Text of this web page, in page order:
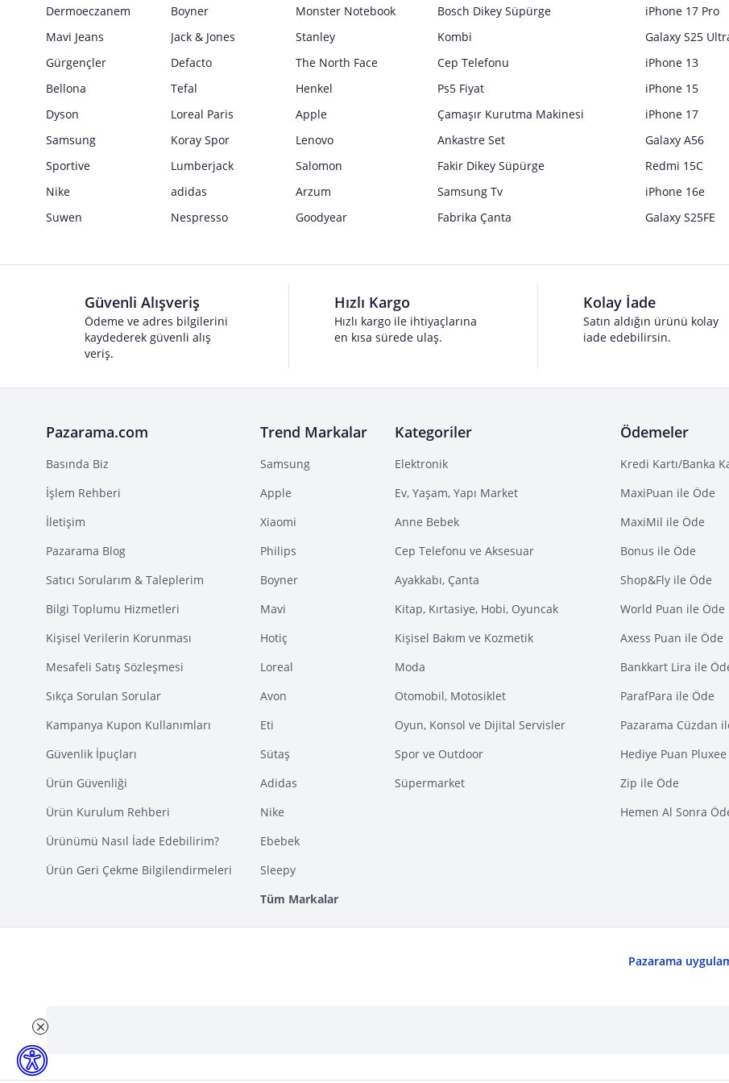
Dermoeczanem
Boyner
Monster Notebook
Mavi Jeans
Jack & Jones
Stanley
Gürgençler
Defacto
The North Face
Bellona
Tefal
Henkel
Dyson
Loreal Paris
Apple
Samsung
Koray Spor
Lenovo
Sportive
Lumberjack
Salomon
Nike
adidas
Arzum
Suwen
Nespresso Goodyear
Bosch Dikey Süpürge
Kombi
Cep Telefonu
Ps5 Fiyat
Çamaşır Kurutma Makinesi
Ankastre Set
Fakir Dikey Süpürge
Samsung Tv
Fabrika Çanta
iPhone 17 Pro
Galaxy S25
iPhone 13
iPhone 15
iPhone 17
Galaxy A56
Redmi 15C
iPhone 16e
Galaxy S25FE
Güvenli Alışveriş
Ödeme ve adres bilgilerini
kaydederek güvenli alış
veriş.
Hızlı Kargo
Hızlı kargo ile ihtiyaçlarına
en kısa sürede ulaş.
Kolay İade
Satın aldığın ürünü kolay
iade edebilirsin.
Pazarama.com
Basında Biz
İşlem Rehberi
İletişim
Pazarama Blog
Satıcı Sorularım & Taleplerim
Bilgi Toplumu Hizmetleri
Kişisel Verilerin Korunması
Mesafeli Satış Sözleşmesi
Sıkça Sorulan Sorular
Kampanya Kupon Kullanımları
Güvenlik İpuçları
Ürün Güvenliği
Ürün Kurulum Rehberi
Ürünümü Nasıl İade Edebilirim?
Ürün Geri Çekme Bilgilendirmeleri
Trend Markalar
Samsung
Apple
Xiaomi
Philips
Boyner
Mavi
Hotiç
Loreal
Avon
Eti
Sütaş
Adidas
Nike
Ebebek
Sleepy
Tüm Markalar
Kategoriler
Elektronik
Ev, Yaşam, Yapı Market
Anne Bebek
Cep Telefonu ve Aksesuar
Ayakkabı, Çanta
Kitap, Kırtasiye, Hobi, Oyuncak
Kişisel Bakım ve Kozmetik
Moda
Otomobil, Motosiklet
Oyun, Konsol ve Dijital Servisler
Spor ve Outdoor
Süpermarket
Ödemeler
Kredi Kartı/Banka
MaxiPuan ile Öde
MaxiMil ile Öde
Bonus ile Öde
Shop&Fly ile Öde
World Puan ile Öde
Axess Puan ile Öde
Bankkart Lira ile
ParafPara ile Öde
Pazarama Cüzdan
Hediye Puan
Zip ile Öde
Hemen Al Sonra
Pazarama